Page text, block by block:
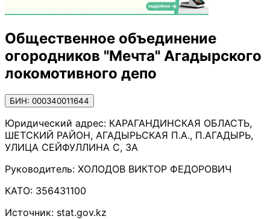
Общественное объединение
огородников "Мечта" Агадырского
локомотивного депо
БИН: 000340011644
Юридический адрес: КАРАГАНДИНСКАЯ ОБЛАСТЬ,
ШЕТСКИЙ РАЙОН, АГАДЫРЬСКАЯ П.А., П.АГАДЫРЬ,
УЛИЦА СЕЙФУЛЛИНА С, 3А
Руководитель: ХОЛОДОВ ВИКТОР ФЕДОРОВИЧ
КАТО: 356431100
Источник: stat.gov.kz